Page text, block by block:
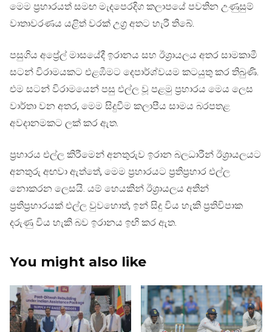
මෙම ප්‍රහාරයත් සමඟ මැදපෙරදිග කලාපයේ පවතින උණුසුම්
වාතාවරණය යළිත් වරක් උග්‍ර අතට හැරී තිබේ.
පසුගිය අප්‍රේල් මාසයේදී ඉරානය සහ ඊශ්‍රායලය අතර සාමකාමී
සටන් විරාමයකට එළඹීමට දෙපාර්ශ්වයම කටයුතු කර තිබුණි.
එම සටන් විරාමයෙන් පසු එල්ල වූ පළමු ප්‍රහාරය මෙය ලෙස
වාර්තා වන අතර, මෙම සිදුවීම කලාපීය සාමය බරපතළ
අවදානමකට ලක් කර ඇත.
ප්‍රහාරය එල්ල කිරීමෙන් අනතුරුව ඉරාන බලධාරීන් ඊශ්‍රායලයට
අනතුරු අඟවා ඇත්තේ, මෙම ප්‍රහාරයට ප්‍රතිප්‍රහාර එල්ල
නොකරන ලෙසයි. යම් හෙයකින් ඊශ්‍රායලය අතින්
ප්‍රතිප්‍රහාරයක් එල්ල වුවහොත්, ඉන් සිදු විය හැකි ප්‍රතිවිපාක
දරුණු විය හැකි බව ඉරානය ඉඟි කර ඇත.
You might also like